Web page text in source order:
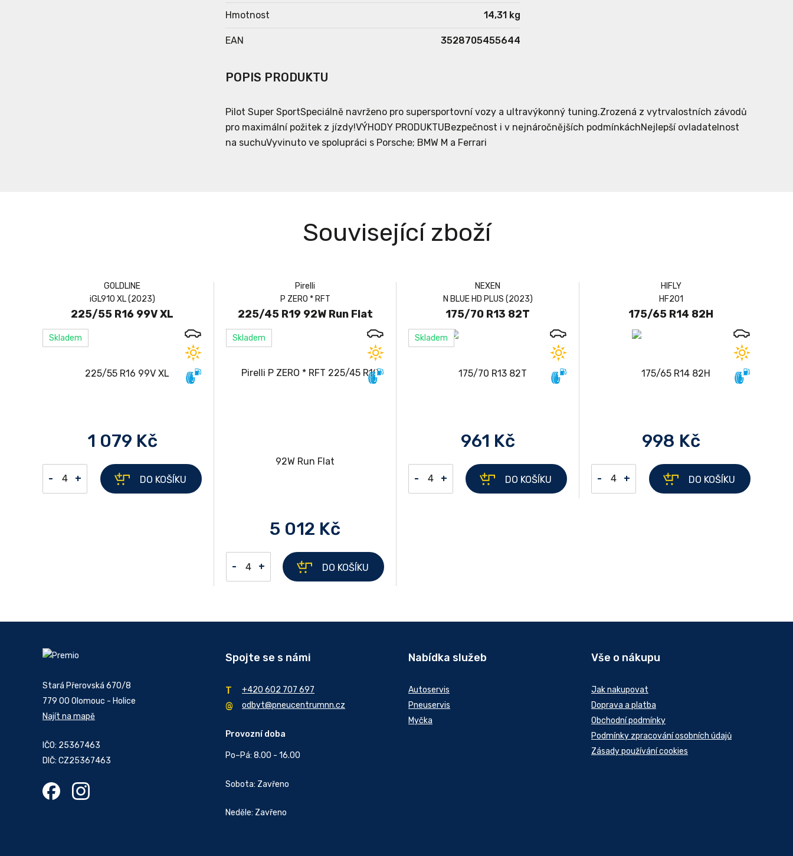
Hmotnost 14,31 kg
EAN 3528705455644
POPIS PRODUKTU
Pilot Super SportSpeciálně navrženo pro supersportovní vozy a ultravýkonný tuning.Zrozená z vytrvalostních závodů
pro maximální požitek z jízdy!VÝHODY PRODUKTUBezpečnost i v nejnáročnějších podmínkáchNejlepší ovladatelnost
na suchuVyvinuto ve spolupráci s Porsche; BMW M a Ferrari
Související zboží
GOLDLINE
iGL910 XL (2023)
225/55 R16 99V XL
Skladem
1 079 Kč
- + DO KOŠÍKU
Pirelli
P ZERO * RFT
225/45 R19 92W Run Flat
Skladem
5 012 Kč
- + DO KOŠÍKU
NEXEN
N BLUE HD PLUS (2023)
175/70 R13 82T
Skladem
961 Kč
- + DO KOŠÍKU
HIFLY
HF201
175/65 R14 82H
998 Kč
- + DO KOŠÍKU
Stará Přerovská 670/8
779 00 Olomouc - Holice
Najít na mapě
IČO: 25367463
DIČ: CZ25367463
Spojte se s námi
+420 602 707 697
odbyt@pneucentrumnn.cz
Provozní doba
Po–Pá: 8.00 - 16.00
Sobota: Zavřeno
Neděle: Zavřeno
Nabídka služeb
Autoservis
Pneuservis
Myčka
Vše o nákupu
Jak nakupovat
Doprava a platba
Obchodní podmínky
Podmínky zpracování osobních údajů
Zásady používání cookies